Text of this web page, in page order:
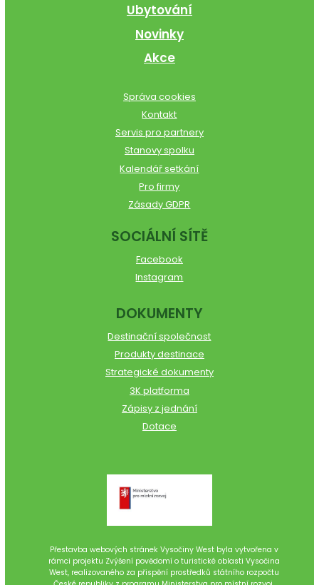
Ubytování
Novinky
Akce
Správa cookies
Kontakt
Servis pro partnery
Stanovy spolku
Kalendář setkání
Pro firmy
Zásady GDPR
SOCIÁLNÍ SÍTĚ
Facebook
Instagram
DOKUMENTY
Destinační společnost
Produkty destinace
Strategické dokumenty
3K platforma
Zápisy z jednání
Dotace
Přestavba webových stránek Vysočiny West byla vytvořena v
rámci projektu Zvýšení povědomí o turistické oblasti Vysočina
West, realizovaného za přispění prostředků státního rozpočtu